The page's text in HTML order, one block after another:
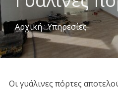
Αρχική:Υπηρεσίες
Οι γυάλινες πόρτες